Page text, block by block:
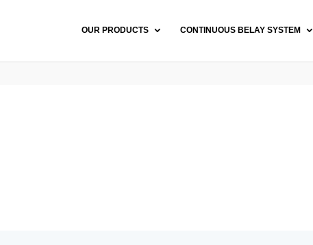
OUR PRODUCTS CONTINUOUS BELAY SYSTEM